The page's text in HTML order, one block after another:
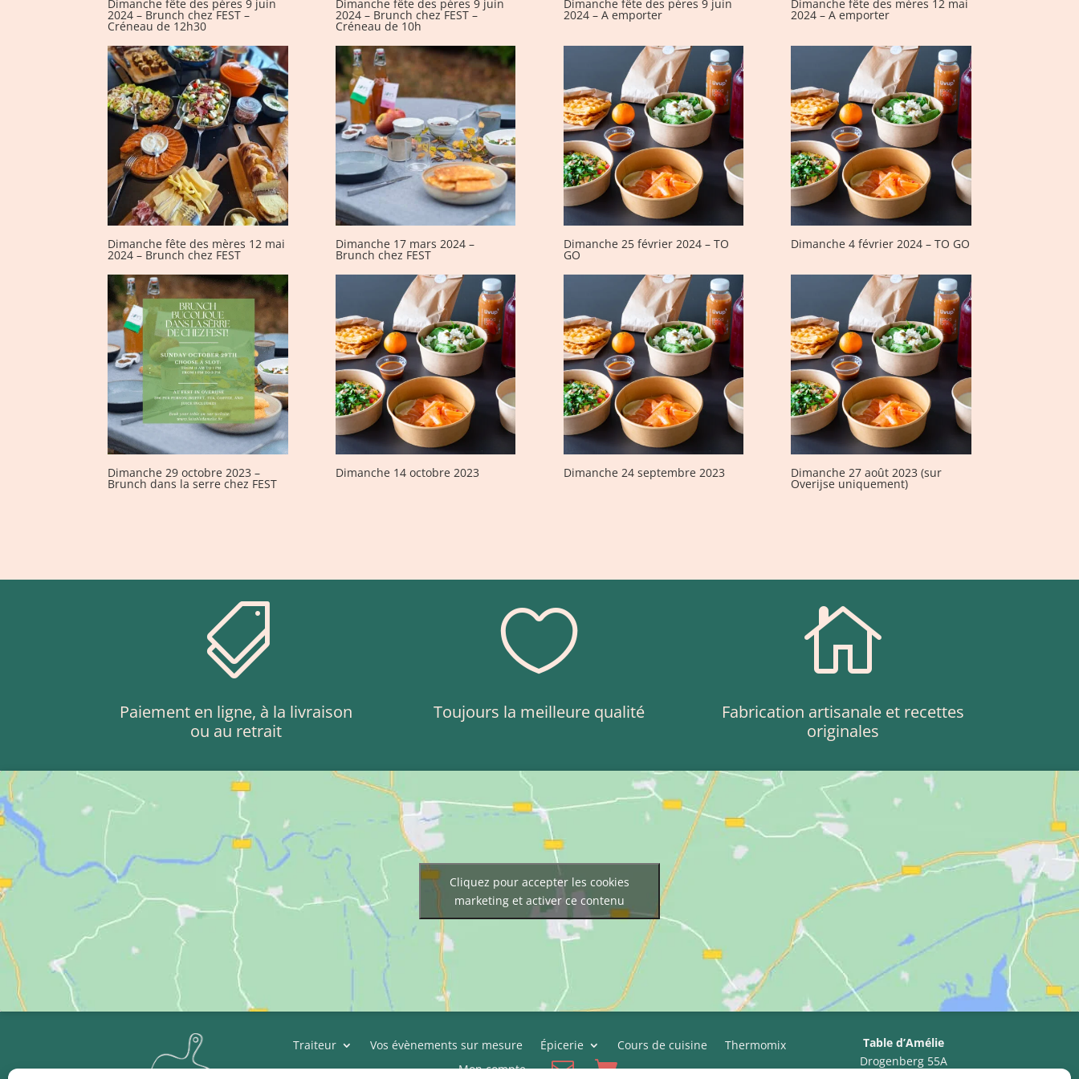
Dimanche fête des pères 9 juin
2024 – Brunch chez FEST –
Créneau de 12h30
Dimanche fête des pères 9 juin
2024 – Brunch chez FEST –
Créneau de 10h
Dimanche fête des pères 9 juin
2024 – A emporter
Dimanche fête des mères 12 mai
2024 – A emporter
Dimanche fête des mères 12 mai
2024 – Brunch chez FEST
Dimanche 17 mars 2024 –
Brunch chez FEST
Dimanche 25 février 2024 – TO
GO
Dimanche 4 février 2024 – TO GO
Dimanche 29 octobre 2023 –
Brunch dans la serre chez FEST
Dimanche 14 octobre 2023 Dimanche 24 septembre 2023 Dimanche 27 août 2023 (sur
Overijse uniquement)

Paiement en ligne, à la livraison
ou au retrait

Toujours la meilleure qualité

Fabrication artisanale et recettes
originales
Cliquez pour accepter les cookies
marketing et activer ce contenu
Traiteur Vos évènements sur mesure Épicerie Cours de cuisine
Thermomix
Mon compte
Table d’Amélie
Drogenberg 55A